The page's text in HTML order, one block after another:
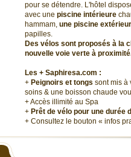
pour se détendre. L'hôtel
avec une piscine intérieure
hammam, une piscine
papilles.
Des vélos sont proposés à la
nouvelle voie verte à
Les + Saphiresa.com :
+ Peignoirs et tongs sont mis à
soins & une boisson chaude
+ Accès illimité au Spa
+ Prêt de vélo pour une durée
+ Consultez le bouton « infos